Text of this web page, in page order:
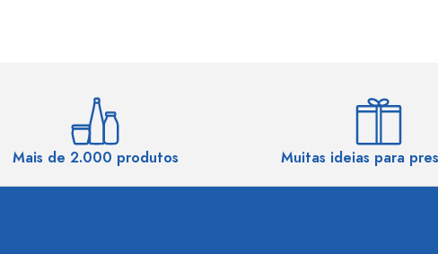
Mais de 2.000 produtos Muitas ideias para